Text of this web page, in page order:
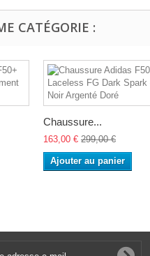
CATÉGORIE :
Chaussure...
163,00 € 299,00 €
Ajouter au panier